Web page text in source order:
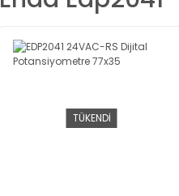
TÜKENDİ